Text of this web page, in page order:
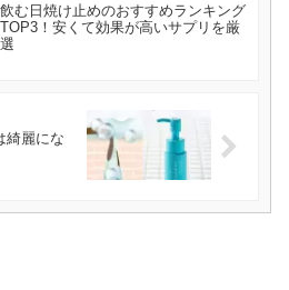
飲む日焼け止めのおすすめランキング
TOP3！安くて効果が高いサプリを厳
選
綺麗にな